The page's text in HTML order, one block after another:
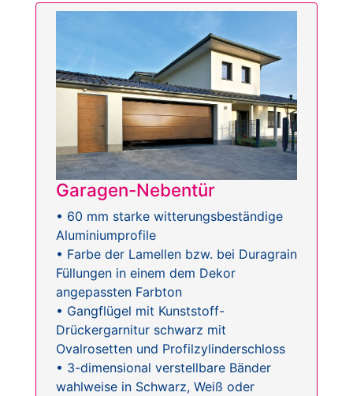
Garagen-Nebentür
• 60 mm starke witterungsbeständige
Aluminiumprofile
• Farbe der Lamellen bzw. bei Duragrain
Füllungen in einem dem Dekor
angepassten Farbton
• Gangflügel mit Kunststoff-
Drückergarnitur schwarz mit
Ovalrosetten und Profilzylinderschloss
• 3-dimensional verstellbare Bänder
wahlweise in Schwarz, Weiß oder